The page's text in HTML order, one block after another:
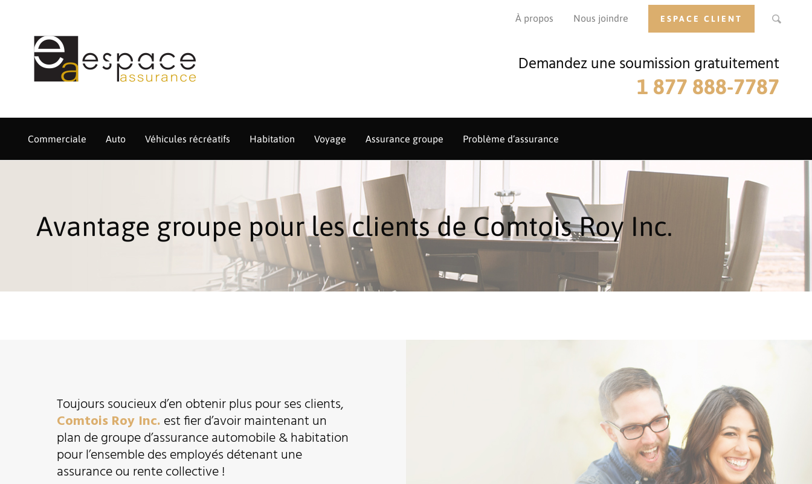
content
À propos Nous joindre ESPACE CLIENT
Demandez une soumission gratuitement
1 877 888-7787
Commerciale Auto Véhicules récréatifs Habitation Voyage Assurance groupe Problème d’assurance
Avantage groupe pour les clients de Comtois Roy Inc.
Toujours soucieux d’en obtenir plus pour ses clients,
Comtois Roy Inc. est fier d’avoir maintenant un
plan de groupe d’assurance automobile & habitation
pour l’ensemble des employés détenant une
assurance ou rente collective !